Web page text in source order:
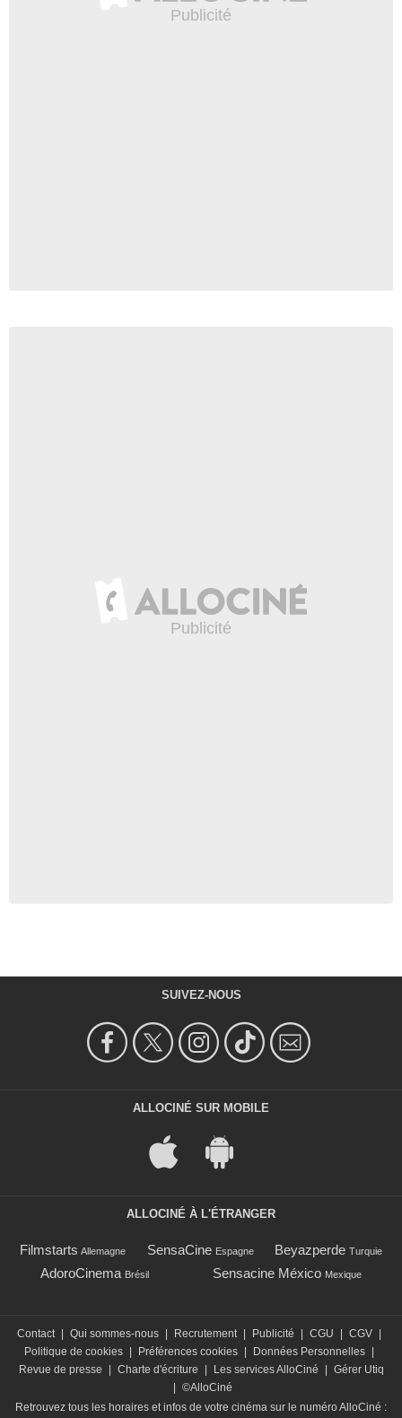
SUIVEZ-NOUS
ALLOCINÉ SUR MOBILE
ALLOCINÉ À L'ÉTRANGER
Filmstarts Allemagne SensaCine Espagne Beyazperde Turquie
AdoroCinema Brésil Sensacine México Mexique
Contact Qui sommes-nous Recrutement Publicité CGU CGV
Politique de cookies
Préférences cookies Données Personnelles
Revue de presse
Charte d'écriture Les services AlloCiné
Gérer Utiq
©AlloCiné
Retrouvez tous les horaires et infos de votre cinéma sur le numéro AlloCiné :